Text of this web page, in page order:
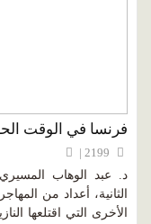
فرنسا في الوقت
د. عبد الوهاب
الثانية، أعداد من
الأخرى التي اقتلعها